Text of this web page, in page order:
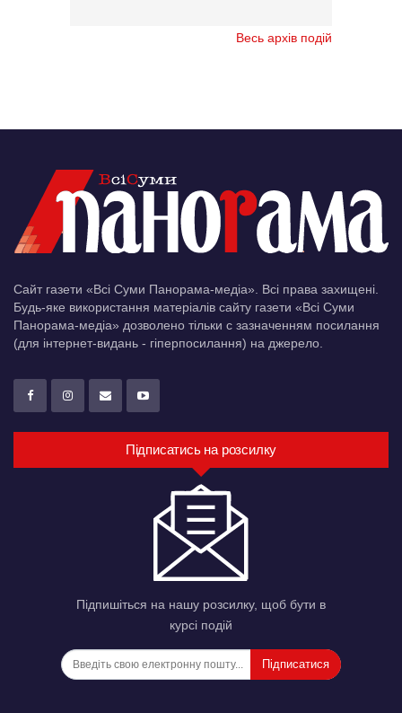
Весь архів подій
Сайт газети «Всі Суми Панорама-медіа». Всі права захищені.
Будь-яке використання матеріалів сайту газети «Всі Суми
Панорама-медіа» дозволено тільки c зазначенням посилання
(для інтернет-видань - гіперпосилання) на джерело.
Підписатись на розсилку
Підпишіться на нашу розсилку, щоб бути в
курсі подій
Підписатися